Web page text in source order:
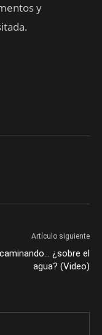
y
Artículo siguiente
¿sobre el
agua? (Video)